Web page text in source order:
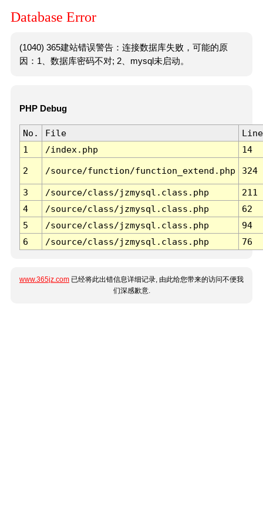
Database Error
(1040) 365建站错误警告：连接数据库失败，可能的原
因：1、数据库密码不对; 2、mysql未启动。
PHP Debug
No. File
Line
1
/index.php 14
2 /source/function/function_extend.php 324
3 /source/class/jzmysql.class.php
211
4
/source/class/jzmysql.class.php
62
5
/source/class/jzmysql.class.php
94
6
/source/class/jzmysql.class.php 76
www.365jz.com 已经将此出错信息详细记录, 由此给您带来的访问不便我
们深感歉意.